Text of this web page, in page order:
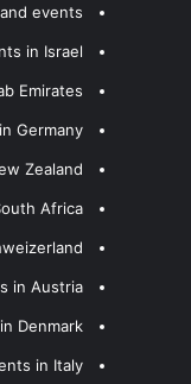
events
in Israel
Emirates
Germany
Zealand
Africa
in Austria
Denmark
in Italy